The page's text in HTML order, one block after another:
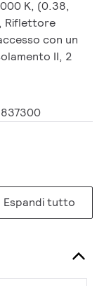
K, (0.38,
Riflettore
con un
II, 2
Espandi tutto